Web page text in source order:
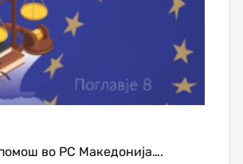
во РС Македонија….